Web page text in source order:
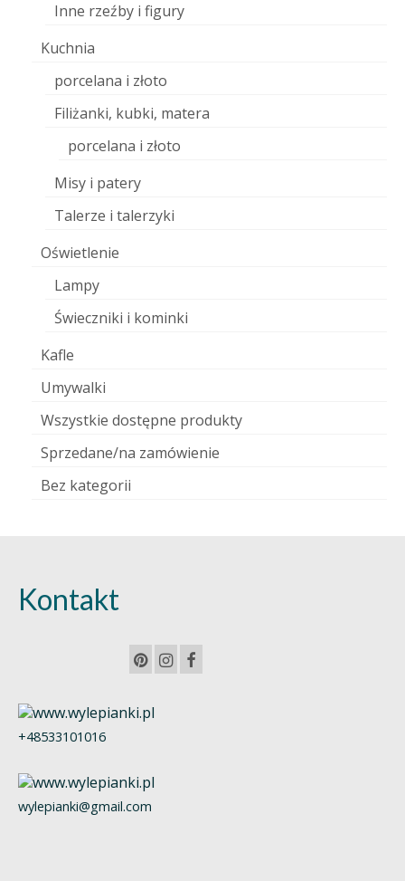
Inne rzeźby i figury
Kuchnia
porcelana i złoto
Filiżanki, kubki, matera
porcelana i złoto
Misy i patery
Talerze i talerzyki
Oświetlenie
Lampy
Świeczniki i kominki
Kafle
Umywalki
Wszystkie dostępne produkty
Sprzedane/na zamówienie
Bez kategorii
Kontakt
+48533101016
wylepianki@gmail.com